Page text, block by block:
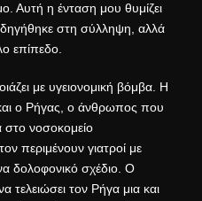
Αυτή η ένταση μου θυμίζει
στη σύλληψη, αλλά
επίπεδο.
με υγειονομική βόμβα. Η
και ο Ρήγας, ο άνθρωπος που
στο νοσοκομείο
περιμένουν γιατροί με
δολοφονικό σχέδιο. Ο
τελειώσει τον Ρήγα μια και